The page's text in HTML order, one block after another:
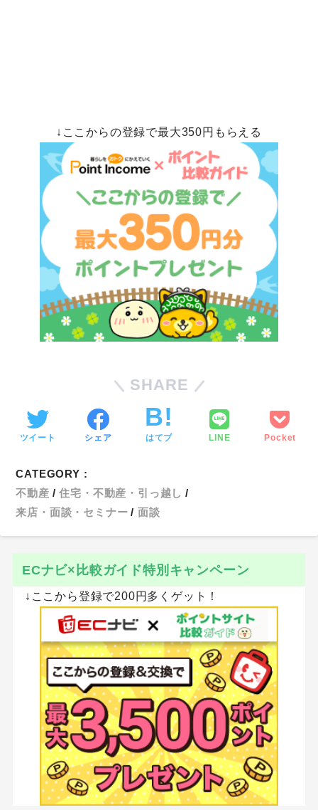
↓ここからの登録で最大350円もらえる
SHARE
ツイート シェア はてブ LINE Pocket
CATEGORY :
不動産
住宅・不動産・引っ越し
来店・面談・セミナー
面談
ECナビ×比較ガイド特別キャンペーン
↓ここから登録で200円多くゲット！